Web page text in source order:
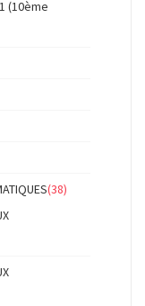
(10ème
(38)